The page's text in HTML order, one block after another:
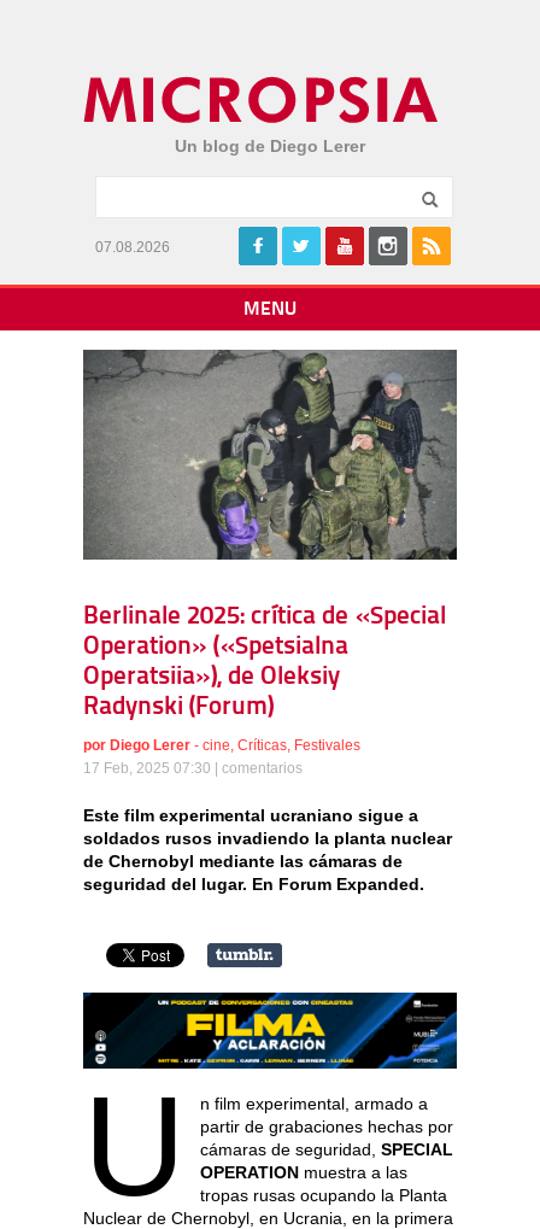
Un blog de Diego Lerer
07.08.2026
MENU
Berlinale 2025: crítica de «Special
Operation» («Spetsialna
Operatsiia»), de Oleksiy
Radynski (Forum)
por Diego Lerer - cine, Críticas, Festivales
17 Feb, 2025 07:30 | comentarios
Este film experimental ucraniano sigue a
soldados rusos invadiendo la planta nuclear
de Chernobyl mediante las cámaras de
seguridad del lugar. En Forum Expanded.
U
n film experimental, armado a
partir de grabaciones hechas por
cámaras de seguridad, SPECIAL
OPERATIONmuestra a las
tropas rusas ocupando la Planta
Nuclear de Chernobyl, en Ucrania, en la primera